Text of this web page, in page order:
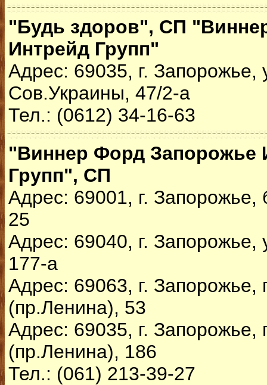
"Будь здоров", СП
Интрейд Групп"
Адрес: 69035, г. Запорожье,
Сов.Украины, 47/2-а
Тел.: (0612) 34-16-63
"Виннер Форд Запорожье
Групп", СП
Адрес: 69001, г. Запорожье,
25
Адрес: 69040, г. Запорожье,
177-а
Адрес: 69063, г.
(пр.Ленина), 53
Адрес: 69035, г.
(пр.Ленина), 186
Тел.: (061) 213-39-27